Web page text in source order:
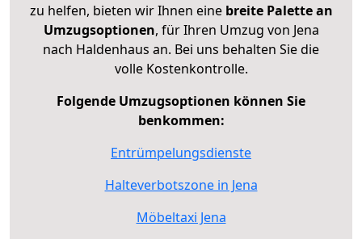
zu helfen, bieten wir Ihnen eine breite Palette an
Umzugsoptionen, für Ihren Umzug von Jena
nach Haldenhaus an. Bei uns behalten Sie die
volle Kostenkontrolle.
Folgende Umzugsoptionen können Sie
benkommen:
Entrümpelungsdienste
Halteverbotszone in Jena
Möbeltaxi Jena